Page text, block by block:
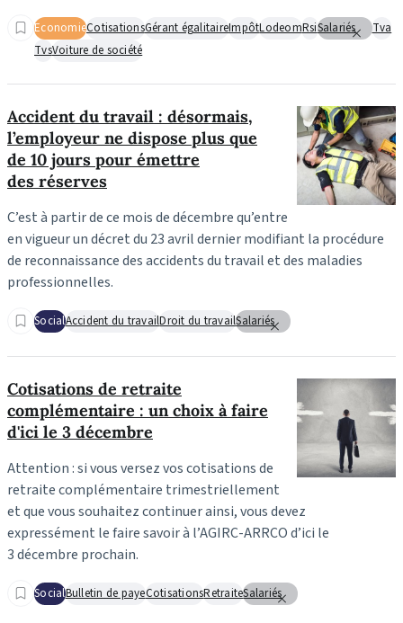
EconomieCotisationsGérant égalitaireImpôtLodeomRsiSalariés
Tva
TvsVoiture de société
Accident du travail : désormais,
l’employeur ne dispose plus que
de 10 jours pour émettre
des réserves
C’est à partir de ce mois de décembre qu’entre
en vigueur un décret du 23 avril dernier modifiant la procédure
de reconnaissance des accidents du travail et des maladies
professionnelles.
SocialAccident du travailDroit du travailSalariés
Cotisations de retraite
complémentaire : un choix à faire
d'ici le 3 décembre
Attention : si vous versez vos cotisations de
retraite complémentaire trimestriellement
et que vous souhaitez continuer ainsi, vous devez
expressément le faire savoir à l’AGIRC-ARRCO d’ici le
3 décembre prochain.
SocialBulletin de payeCotisationsRetraiteSalariés